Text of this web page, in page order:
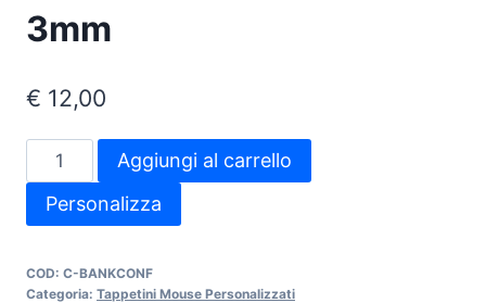
3mm
€ 12,00
Tappetino
Mouse
Cuore-
quantità
Aggiungi al carrello
Personalizza
COD: C-BANKCONF
Categoria: Tappetini Mouse Personalizzati